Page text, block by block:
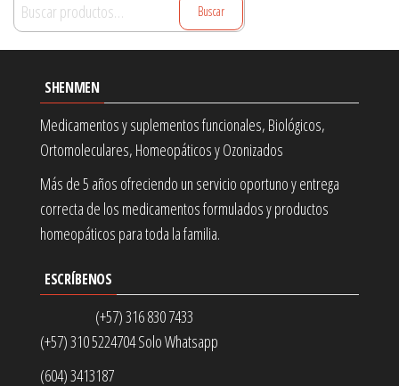
por:
Buscar
SHENMEN
Medicamentos y suplementos funcionales, Biológicos,
Ortomoleculares, Homeopáticos y Ozonizados
Más de 5 años ofreciendo un servicio oportuno y entrega
correcta de los medicamentos formulados y productos
homeopáticos para toda la familia.
ESCRÍBENOS
(+57) 316 830 7433
(+57) 310 5224704 Solo Whatsapp
(604) 3413187